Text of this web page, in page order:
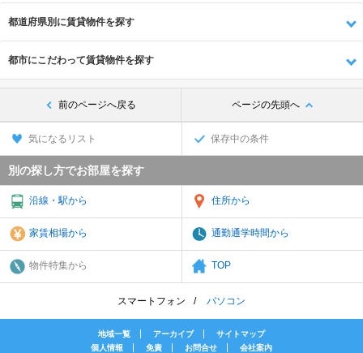
都道府県別に賃貸物件を探す
都市にこだわって賃貸物件を探す
前のページへ戻る ページの先頭へ
気になるリスト 保存中の条件
別の探し方でお部屋を探す
沿線・駅から 住所から
家賃相場から 通勤通学時間から
物件特集から TOP
スマートフォン パソコン
地域一覧 アーカイブ
サイトマップ
個人情報
免責 お問合せ 会社案内